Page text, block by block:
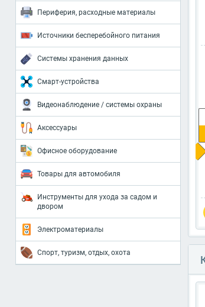
Периферия, расходные материалы
Источники бесперебойного питания
Системы хранения данных
Смарт-устройства
Видеонаблюдение / системы охраны
Аксессуары
Офисное оборудование
Товары для автомобиля
Инструменты для ухода за садом и
двором
Электроматериалы
Спорт, туризм, отдых, охота